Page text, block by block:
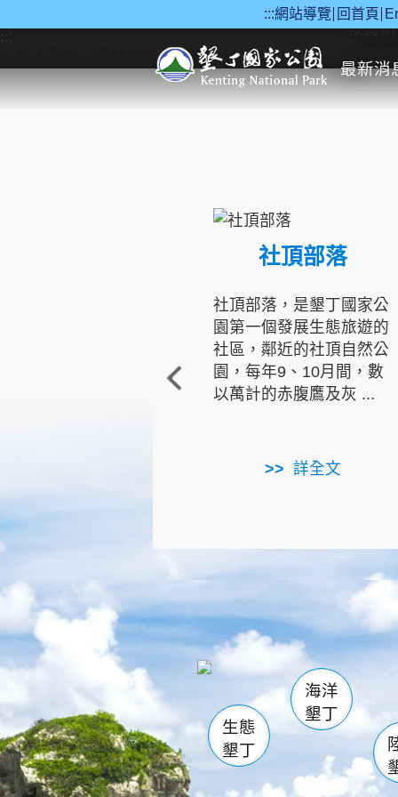
:::網站導覽 回首頁
最新消
::: 教育
社頂部落
社頂部落，是墾丁國家公
園第一個發展生態旅遊的
社區，鄰近的社頂自然公
園，每年9、10月間，數
以萬計的赤腹鷹及灰 ...
詳全文
龜山 海生館
恆春
龍鑾潭自
瓊麻館
關山
白砂
生態
墾丁
海洋
墾丁